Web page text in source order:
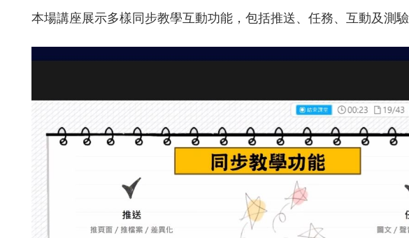
本場講座展示多樣同步教學互動功能，包括推送、任務、互動及測驗